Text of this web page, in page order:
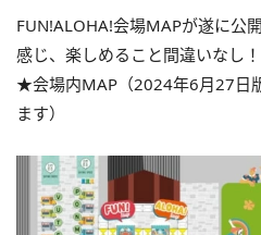
FUN!ALOHA!会場MAPが遂に公
感じ、楽しめること間違いなし！
★会場内MAP（2024年6月27日
ます）